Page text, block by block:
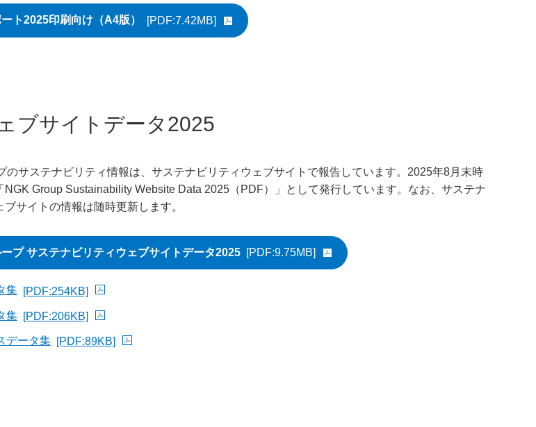
ト2025印刷向け（A4版） [PDF:7.42MB]
PDFファイルが新規ウィンドウで開きます
ブサイトデータ2025
のサステナビリティ情報は、サステナビリティウェブサイトで報告しています。2025年8⽉末時
NGK Group Sustainability Website Data 2025（PDF）」として発行しています。なお、サステナ
ブサイトの情報は随時更新します。
プ サステナビリティウェブサイトデータ2025 [PDF:9.75MB]
PDFファイルが新規ウィンドウで開きます
集 [PDF:254KB]
ルが新規ウィンドウで開きます
集 [PDF:206KB]
ルが新規ウィンドウで開きます
データ集 [PDF:89KB]